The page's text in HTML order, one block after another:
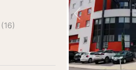
Vorige foto
(16)